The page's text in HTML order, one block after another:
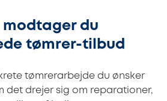
modtager du
tømrer-tilbud
tømrerarbejde du ønsker
det drejer sig om reparationer,